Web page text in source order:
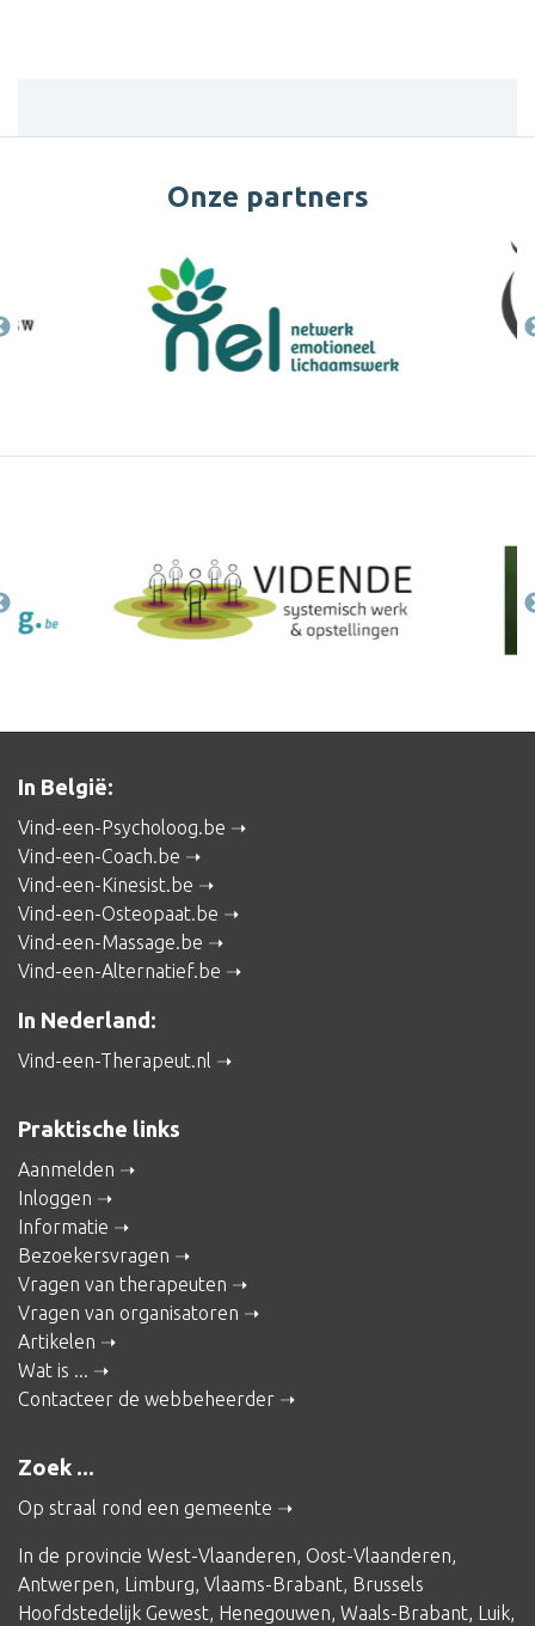
Onze partners
In België:
Vind-een-Psycholoog.be
Vind-een-Coach.be
Vind-een-Kinesist.be
Vind-een-Osteopaat.be
Vind-een-Massage.be
Vind-een-Alternatief.be
In Nederland:
Vind-een-Therapeut.nl
Praktische links
Aanmelden
Inloggen
Informatie
Bezoekersvragen
Vragen van therapeuten
Vragen van organisatoren
Artikelen
Wat is ...
Contacteer de webbeheerder
Zoek ...
Op straal rond een gemeente
In de provincie West-Vlaanderen, Oost-Vlaanderen,
Antwerpen, Limburg, Vlaams-Brabant, Brussels
Hoofdstedelijk Gewest, Henegouwen, Waals-Brabant, Luik,